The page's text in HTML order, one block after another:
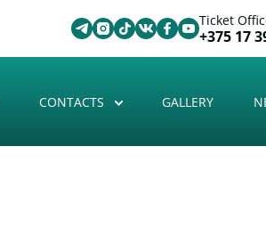
Ticket
+375 17
CONTACTS GALLERY